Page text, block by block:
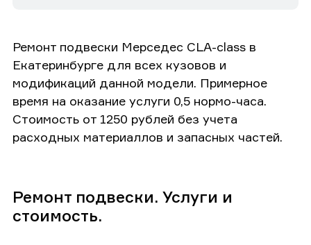
Ремонт подвески Мерседес CLA-class в
Екатеринбурге для всех кузовов и
модификаций данной модели. Примерное
время на оказание услуги 0,5 нормо-часа.
Стоимость от 1250 рублей без учета
расходных материаллов и запасных частей.
Ремонт подвески. Услуги и
стоимость.